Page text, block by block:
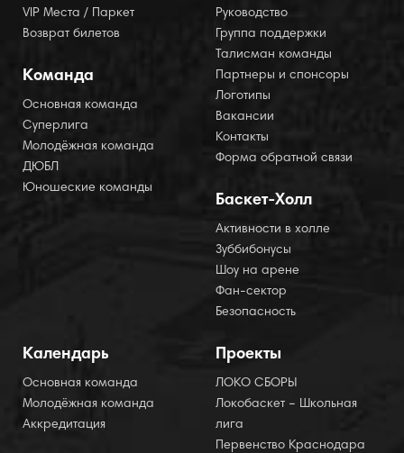
VIP Места / Паркет
Возврат билетов
Команда
Основная команда
Суперлига
Молодёжная команда
ДЮБЛ
Юношеские команды
Руководство
Группа поддержки
Талисман команды
Партнеры и спонсоры
Логотипы
Вакансии
Контакты
Форма обратной связи
Баскет-Холл
Активности в холле
Зуббибонусы
Шоу на арене
Фан-сектор
Безопасность
Календарь
Основная команда
Молодёжная команда
Аккредитация
Проекты
ЛОКО СБОРЫ
Локобаскет – Школьная
лига
Первенство Краснодара